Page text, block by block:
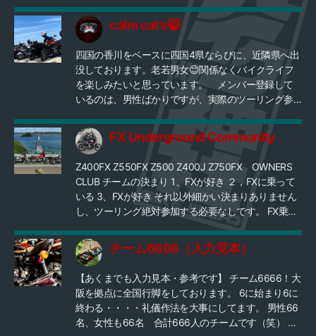
制） １か月に2～3回はメンバーを募り日帰りツーリ
ングに出かけています 新規加入メンバー募集中 （お
おむね月１で参加できる方・他グループ未所属に限
る） よろしくお願いいたします！
calm cat’s😸
四国の香川をベースに四国4県ならびに、近隣県へ出
没しております。老若男女😊関係なくバイクライフ
を楽しみたいと思っています。 メンバー登録して
いるのは、男性ばかりですが、実際のツーリング参
います。メンバー以外の参加者（友達繋がりなど）
も、受け付けているからです。🏍✨ 現在は、
LINE、FB.メッセンジャー、などを通してコミュニケ
ーションをとっています。 定期的なツーリングでは
なく、その都度、行きたい所があれば企画を立ち上
げて参加者を募集する感じです。 四国4県、近隣県の
方で興味ある方はお気軽にご連絡ください。😁 ※信
用、信頼のできない方、誹謗中傷の多い方はお断り
しております。 ツーリング時には、プロテクター
付きジャケット、手袋の装着をお願いしておりま
す。
FX Underground Community
Z400FX Z550FX Z500 Z400J Z750FX OWNERS
CLUB チームの決まり 1、FXが好き ２，FXに乗って
いる 3、FXが好き それ以外細かい決まりありません
し、ツーリング絶対参加する必要なしです。 FX乗り
ろ、15台のFX(まだ、全員そろったことないですが)
ツーリングは、FX以外も全然OK友達も誘って参加し
てください。 FXを保存していきたい、FX仲間を増や
したい、全国のFX乗りの皆さんからのメンバーも募
集中です。 一緒には走れないかもですが、イベント
等でお会いできる事はあると思いますので、宜しく
お願いいたします。
チーム6666（入力見本）
【あくまでも入力見本・参考です】 チーム6666！大
阪を拠点に全国行脚をしております。 6に始まり6に
終わる・・・・礼儀作法を大事にしてます。 男性66
名、女性も66名 合計666人のチームです（笑） バ